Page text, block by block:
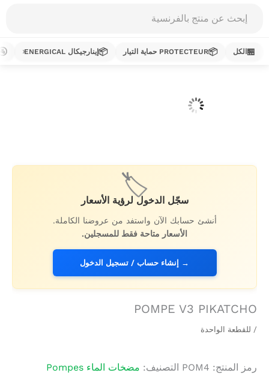
تخطي
🏷️
سجّل الدخول لرؤية الأسعار
أنشئ حسابك الآن واستفد من عروضنا الكاملة.
الأسعار متاحة فقط للمسجلين.
→ إنشاء حساب / تسجيل الدخول
POMPE V3 PIKATCHO
/ للقطعة الواحدة
رمز المنتج: POM4 التصنيف: مضخات الماء Pompes
search
🏪الكل 📦PROTECTEUR حماية التيار 📦إينارجيكال ENERGICAL